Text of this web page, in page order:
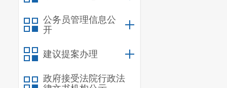
公务员管理信息公
开
建议提案办理
政府接受法院行政法